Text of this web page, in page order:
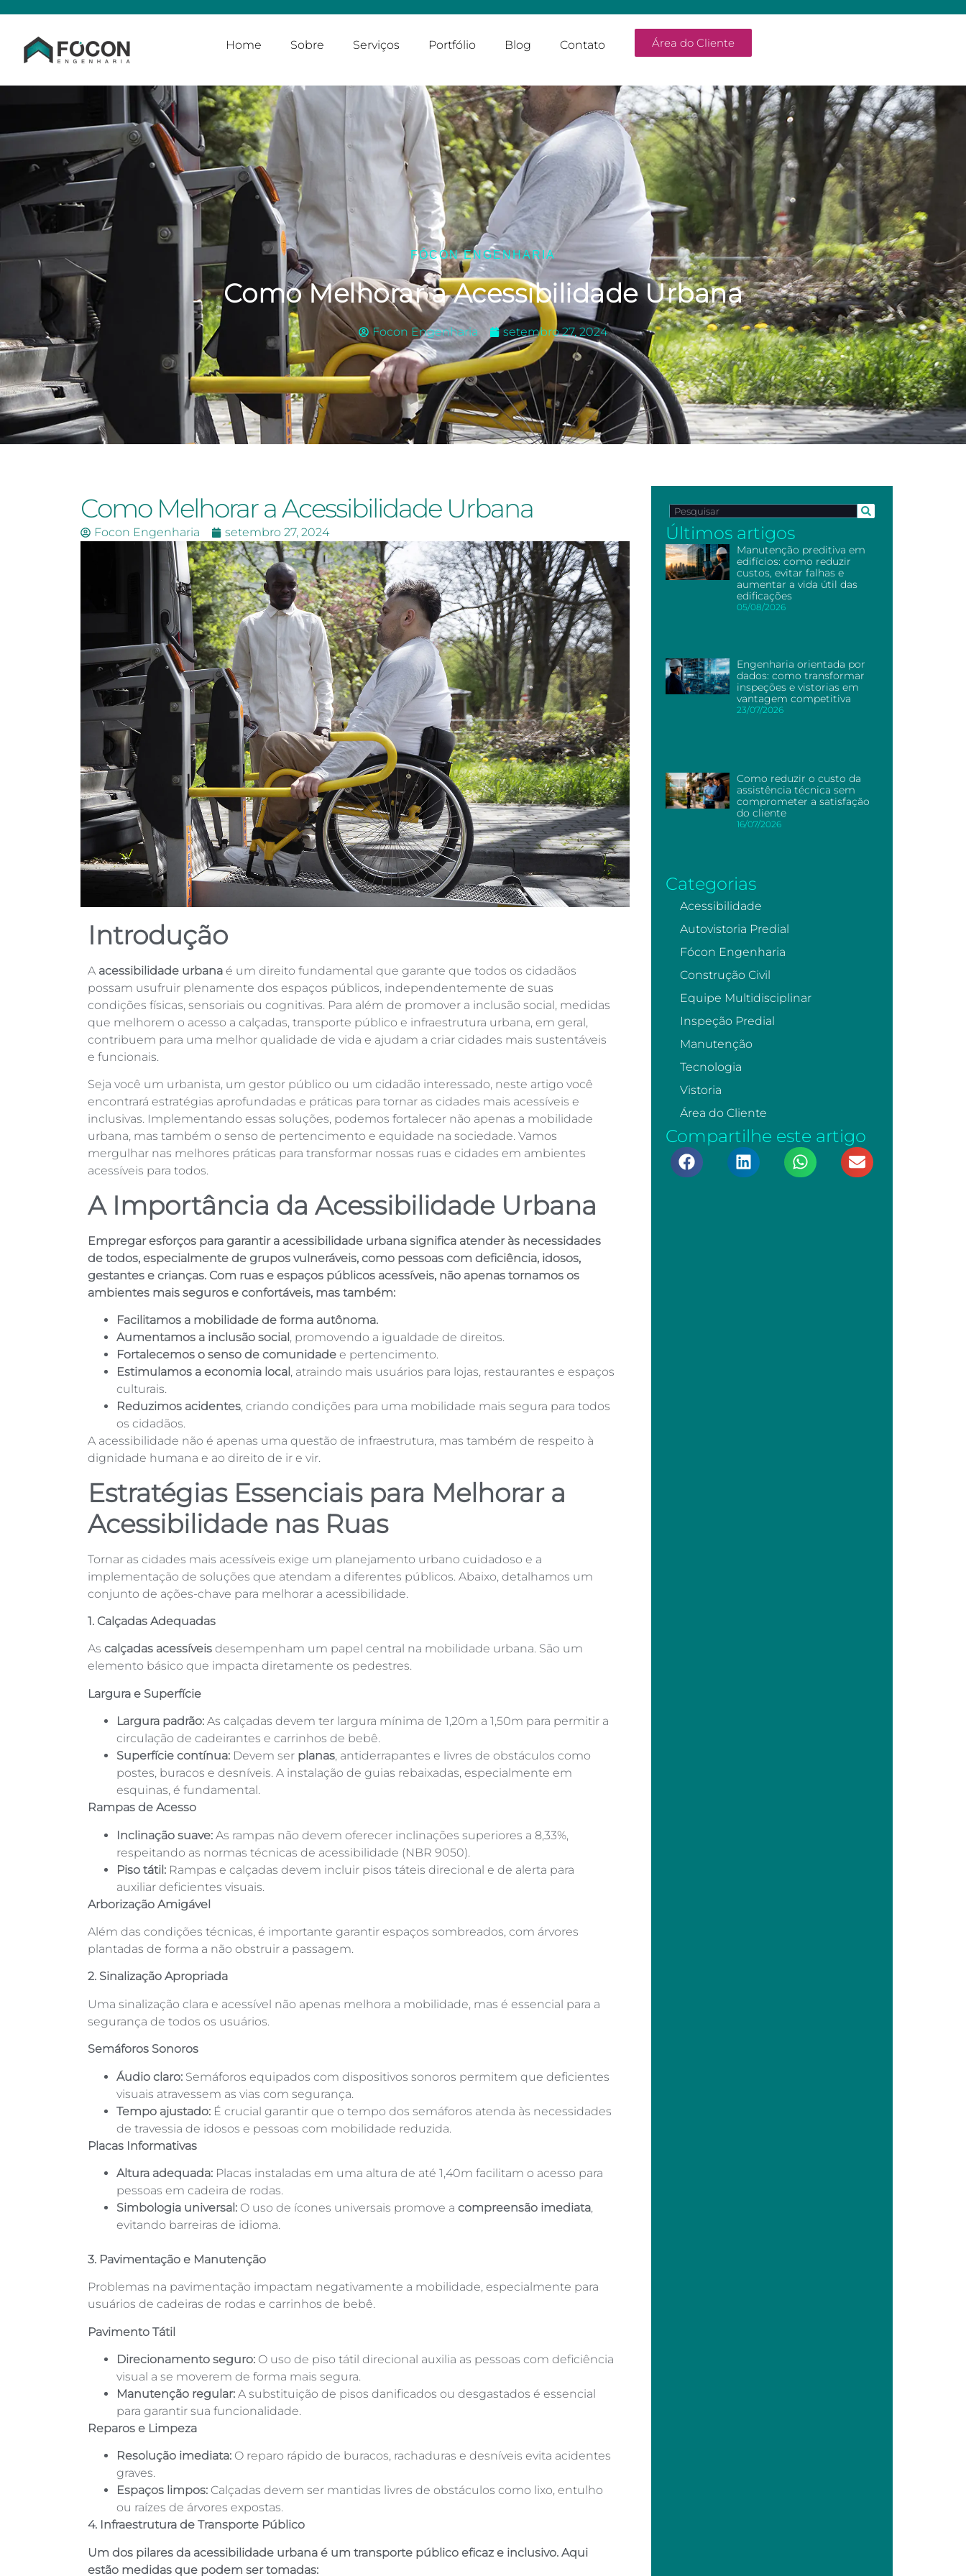
Home Sobre Serviços Portfólio Blog Contato Área do Cliente
FÓCON ENGENHARIA
Como Melhorar a Acessibilidade Urbana
Focon Engenharia setembro 27, 2024
Como Melhorar a Acessibilidade Urbana
Focon Engenharia setembro 27, 2024
Introdução
A acessibilidade urbana é um direito fundamental que garante que todos os cidadãos
possam usufruir plenamente dos espaços públicos, independentemente de suas
condições físicas, sensoriais ou cognitivas. Para além de promover a inclusão social, medidas
que melhorem o acesso a calçadas, transporte público e infraestrutura urbana, em geral,
contribuem para uma melhor qualidade de vida e ajudam a criar cidades mais sustentáveis
e funcionais.
Seja você um urbanista, um gestor público ou um cidadão interessado, neste artigo você
encontrará estratégias aprofundadas e práticas para tornar as cidades mais acessíveis e
inclusivas. Implementando essas soluções, podemos fortalecer não apenas a mobilidade
urbana, mas também o senso de pertencimento e equidade na sociedade. Vamos
mergulhar nas melhores práticas para transformar nossas ruas e cidades em ambientes
acessíveis para todos.
A Importância da Acessibilidade Urbana
Empregar esforços para garantir a acessibilidade urbana significa atender às necessidades
de todos, especialmente de grupos vulneráveis, como pessoas com deficiência, idosos,
gestantes e crianças. Com ruas e espaços públicos acessíveis, não apenas tornamos os
ambientes mais seguros e confortáveis, mas também:
Facilitamos a mobilidade de forma autônoma.
Aumentamos a inclusão social , promovendo a igualdade de direitos.
Fortalecemos o senso de comunidade e pertencimento.
Estimulamos a economia local , atraindo mais usuários para lojas, restaurantes e espaços
culturais.
Reduzimos acidentes, criando condições para uma mobilidade mais segura para todos
os cidadãos.
A acessibilidade não é apenas uma questão de infraestrutura, mas também de respeito à
dignidade humana e ao direito de ir e vir.
Estratégias Essenciais para Melhorar a
Acessibilidade nas Ruas
Tornar as cidades mais acessíveis exige um planejamento urbano cuidadoso e a
implementação de soluções que atendam a diferentes públicos. Abaixo, detalhamos um
conjunto de ações-chave para melhorar a acessibilidade.
1. Calçadas Adequadas
As calçadas acessíveis desempenham um papel central na mobilidade urbana. São um
elemento básico que impacta diretamente os pedestres.
Largura e Superfície
Largura padrão: As calçadas devem ter largura mínima de 1,20m a 1,50m para permitir a
circulação de cadeirantes e carrinhos de bebê.
Superfície contínua: Devem ser planas, antiderrapantes e livres de obstáculos como
postes, buracos e desníveis. A instalação de guias rebaixadas, especialmente em
esquinas, é fundamental.
Rampas de Acesso
Inclinação suave: As rampas não devem oferecer inclinações superiores a 8,33%,
respeitando as normas técnicas de acessibilidade (NBR 9050).
Piso tátil: Rampas e calçadas devem incluir pisos táteis direcional e de alerta para
auxiliar deficientes visuais.
Arborização Amigável
Além das condições técnicas, é importante garantir espaços sombreados, com árvores
plantadas de forma a não obstruir a passagem.
2. Sinalização Apropriada
Uma sinalização clara e acessível não apenas melhora a mobilidade, mas é essencial para a
segurança de todos os usuários.
Semáforos Sonoros
Áudio claro: Semáforos equipados com dispositivos sonoros permitem que deficientes
visuais atravessem as vias com segurança.
Tempo ajustado: É crucial garantir que o tempo dos semáforos atenda às necessidades
de travessia de idosos e pessoas com mobilidade reduzida.
Placas Informativas
Altura adequada: Placas instaladas em uma altura de até 1,40m facilitam o acesso para
pessoas em cadeira de rodas.
Simbologia universal: O uso de ícones universais promove a compreensão imediata,
evitando barreiras de idioma.
3. Pavimentação e Manutenção
Problemas na pavimentação impactam negativamente a mobilidade, especialmente para
usuários de cadeiras de rodas e carrinhos de bebê.
Pavimento Tátil
Direcionamento seguro: O uso de piso tátil direcional auxilia as pessoas com deficiência
visual a se moverem de forma mais segura.
Manutenção regular: A substituição de pisos danificados ou desgastados é essencial
para garantir sua funcionalidade.
Reparos e Limpeza
Resolução imediata: O reparo rápido de buracos, rachaduras e desníveis evita acidentes
graves.
Espaços limpos: Calçadas devem ser mantidas livres de obstáculos como lixo, entulho
ou raízes de árvores expostas.
4. Infraestrutura de Transporte Público
Um dos pilares da acessibilidade urbana é um transporte público eficaz e inclusivo. Aqui
estão medidas que podem ser tomadas:
Últimos artigos
Manutenção preditiva em
edifícios: como reduzir
custos, evitar falhas e
aumentar a vida útil das
edificações
05/08/2026
Engenharia orientada por
dados: como transformar
inspeções e vistorias em
vantagem competitiva
23/07/2026
Como reduzir o custo da
assistência técnica sem
comprometer a satisfação
do cliente
16/07/2026
Categorias
Acessibilidade
Autovistoria Predial
Fócon Engenharia
Construção Civil
Equipe Multidisciplinar
Inspeção Predial
Manutenção
Tecnologia
Vistoria
Área do Cliente
Compartilhe este artigo